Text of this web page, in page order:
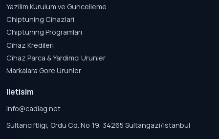
Yazilim Kurulum ve Guncelleme
Chiptuning Cihazlari
Chiptuning Programlari
Cihaz Kredileri
Cihaz Parca & Yardimci Urunler
Markalara Gore Urunler
Iletisim
info@cadiag.net
Sultanciftligi, Ordu Cd. No:19, 34265 Sultangazi/Istanbul